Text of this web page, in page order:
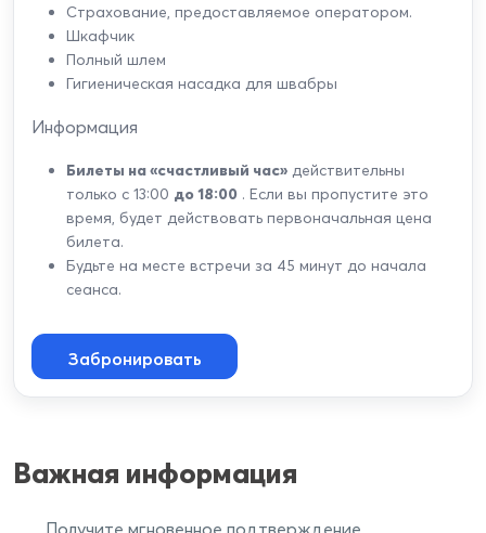
Страхование, предоставляемое оператором.
Шкафчик
Полный шлем
Гигиеническая насадка для швабры
Информация
Билеты на «счастливый час» действительны
только с 13:00 до 18:00 . Если вы пропустите это
время, будет действовать первоначальная цена
билета.
Будьте на месте встречи за 45 минут до начала
сеанса.
Забронировать
Важная информация
Получите мгновенное подтверждение